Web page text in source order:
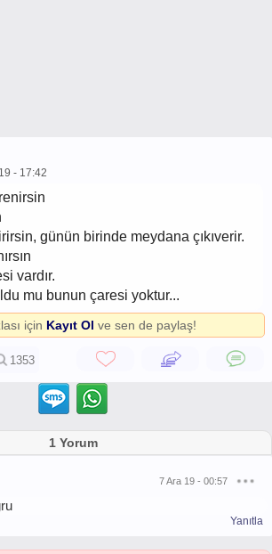
- 17:42
günün birinde meydana çıkıverir.
vardır.
mu bunun çaresi yoktur...
için Kayıt Ol ve sen de paylaş!
1353
1 Yorum
7 Ara 19 - 00:57
Yanıtla